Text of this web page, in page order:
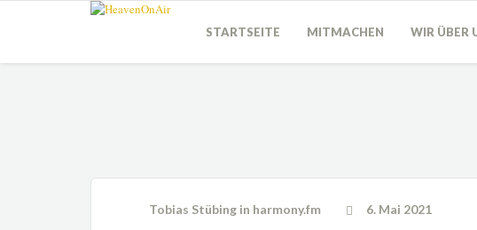
STARTSEITE MITMACHEN WIR ÜBER
Tobias Stübingin harmony.fm 6. Mai 2021